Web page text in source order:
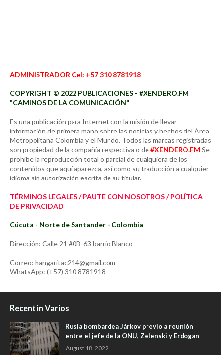
ADMINISTRADOR Cel: +57 310 8781918
COPYRIGHT © 2022 PUBLICACIONES - #XENDERO.FM
"CAMINOS DE LA COMUNICACIÓN"
Es una publicación para Internet con la misión de llevar
información de primera mano sobre las noticias y hechos del Área
Metropolitana Colombia y el Mundo. Todos las marcas registradas
son propiedad de la compañía respectiva o de#XENDERO.FM Se
prohíbe la reproducción total o parcial de cualquiera de los
contenidos que aquí aparezca, así como su traducción a cualquier
idioma sin autorización escrita de su titular.
TÉRMINOS LEGALES / PAUTE CON NOSOTROS / POLÍTICA
DE PRIVACIDAD
Cúcuta - Norte de Santander - Colombia
Dirección: Calle 21 #0B-63 barrio Blanco
Correo: hangaritac214@gmail.com
WhatsApp: (+57) 310 8781918
Recent in Varios
Rusia bombardea Járkov previo a reunión
entre el jefe de la ONU, Zelenski y Erdogan
August 18, 2022